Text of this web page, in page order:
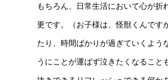
もちろん、日常生活において心が
更です。（お
たり、時間ばかりが過ぎていくよう
うにことが運ば